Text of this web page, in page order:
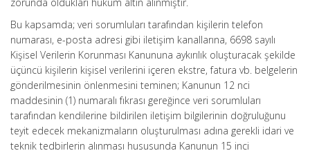
Bu kapsamda; veri sorumluları tarafından kişilerin telefon
numarası, e-posta adresi gibi iletişim kanallarına, 6698 sayılı
Kişisel Verilerin Korunması Kanununa aykırılık oluşturacak şekilde
üçüncü kişilerin kişisel verilerini içeren ekstre, fatura vb. belgelerin
gönderilmesinin önlenmesini teminen; Kanunun 12 nci
maddesinin (1) numaralı fıkrası gereğince veri sorumluları
tarafından kendilerine bildirilen iletişim bilgilerinin doğruluğunu
teyit edecek mekanizmaların oluşturulması adına gerekli idari ve
teknik tedbirlerin alınması hususunda Kanunun 15 inci